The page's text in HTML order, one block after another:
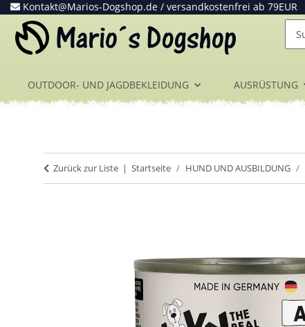
Kontakt@Marios-Dogshop.de / versandkostenfrei ab 79EUR
OUTDOOR- UND JAGDBEKLEIDUNG AUSRÜSTUNG
Zurück zur Liste Startseite HUND UND AUSBILDUNG